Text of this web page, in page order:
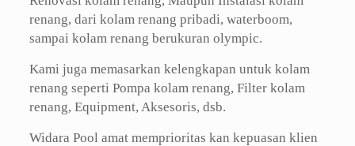
renang, dari kolam renang pribadi, waterboom,
sampai kolam renang berukuran olympic.
Kami juga memasarkan kelengkapan untuk kolam
renang seperti Pompa kolam renang, Filter kolam
renang, Equipment, Aksesoris, dsb.
Widara Pool amat memprioritas kan kepuasan klien